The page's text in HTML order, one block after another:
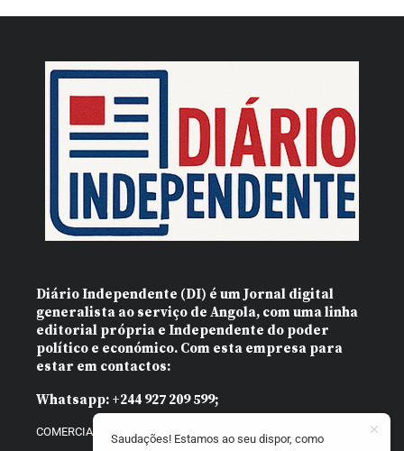
Diário Independente (DI) é um Jornal digital
generalista ao serviço de Angola, com uma linha
editorial própria e Independente do poder
político e económico. Com esta empresa para
estar em contactos:
Whatsapp: +244 927 209 599;
COMERCIAL@DIARIOINDEPENDENTE.INFO
Saudações! Estamos ao seu dispor, como